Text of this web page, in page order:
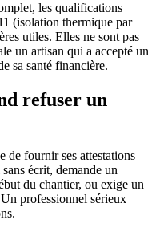
les qualifications
(isolation thermique par
utiles. Elles ne sont pas
un artisan qui a accepté un
sa santé financière.
refuser un
de fournir ses attestations
écrit, demande un
du chantier, ou exige un
professionnel sérieux